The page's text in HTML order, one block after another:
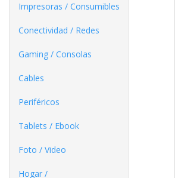
Impresoras / Consumibles
Conectividad / Redes
Gaming / Consolas
Cables
Periféricos
Tablets / Ebook
Foto / Video
Hogar /